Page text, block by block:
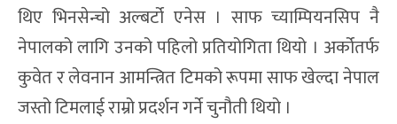
थिए भिनसेन्चो अल्बर्टो एनेस । साफ च्याम्पियनसिप नै
नेपालको लागि उनको पहिलो प्रतियोगिता थियो । अर्कोतर्फ
कुवेत र लेवनान आमन्त्रित टिमको रूपमा साफ खेल्दा नेपाल
जस्तो टिमलाई राम्रो प्रदर्शन गर्ने चुनौती थियो ।